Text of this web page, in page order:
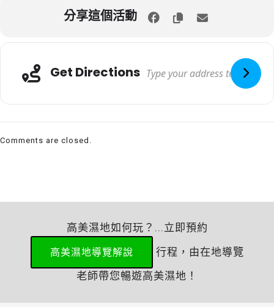
分享這個活動
Get Directions
Comments are closed.
高美濕地如何玩？...立即預約
高美濕地導覽解說
行程，由在地導覽
老師帶您暢遊高美濕地！